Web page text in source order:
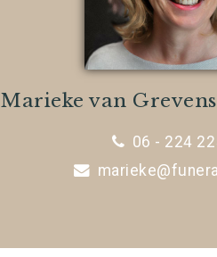
Marieke van
06 - 224